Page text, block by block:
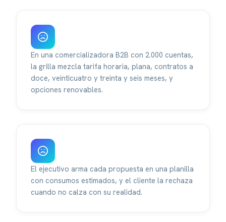
En una comercializadora B2B con 2.000 cuentas,
la grilla mezcla tarifa horaria, plana, contratos a
doce, veinticuatro y treinta y seis meses, y
opciones renovables.
El ejecutivo arma cada propuesta en una planilla
con consumos estimados, y el cliente la rechaza
cuando no calza con su realidad.